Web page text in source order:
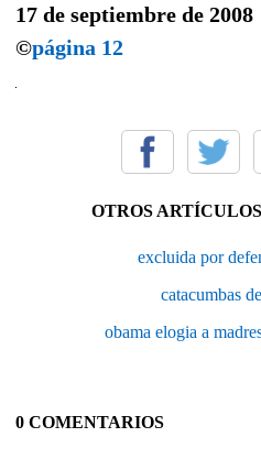
17 de septiembre de 2008
©página 12
OTROS
excluida por
catacumbas
obama elogia a
0 COMENTARIOS